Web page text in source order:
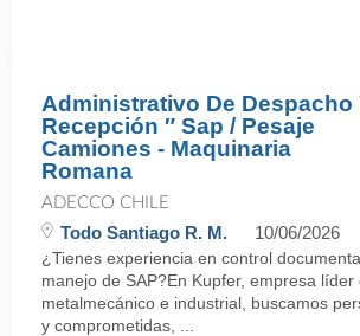
Administrativo De Despacho
Recepción ″ Sap / Pesaje
Camiones - Maquinaria
Romana
ADECCO CHILE
Todo Santiago R. M. 10/06/2026
¿Tienes experiencia en control
manejo de SAP?En Kupfer, empresa líder
metalmecánico e industrial, buscamos
y comprometidas, ...